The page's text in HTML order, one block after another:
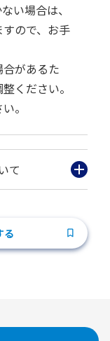
い場合は、
ので、お手
があるた
ください。
。
て
る